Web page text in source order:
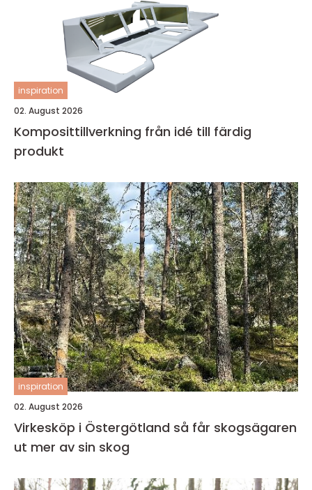
inspiration
02. August 2026
Komposittillverkning från idé till färdig
produkt
inspiration
02. August 2026
Virkesköp i Östergötland så får skogsägaren
ut mer av sin skog